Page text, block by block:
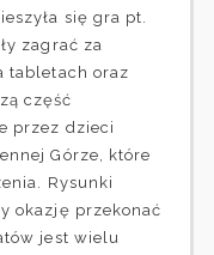
się gra pt.
zagrać za
tabletach oraz
część
przez dzieci
Górze, które
Rysunki
okazję przekonać
jest wielu